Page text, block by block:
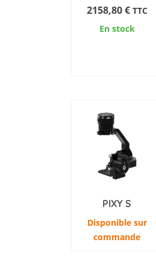
2158,80€ TTC
En stock
PIXY S
Disponible sur
commande